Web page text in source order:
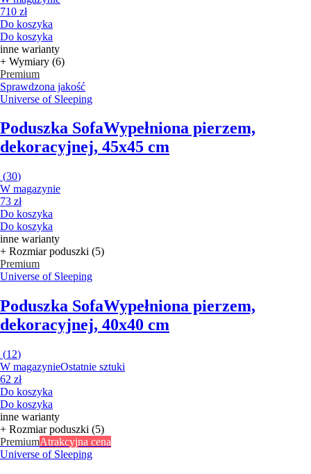
710 zł
Do koszyka
Do koszyka
inne warianty
+ Wymiary (6)
Premium
Sprawdzona jakość
Universe of Sleeping
Poduszka SofaWypełniona pierzem,
dekoracyjnej, 45x45 cm
(30)
W magazynie
73 zł
Do koszyka
Do koszyka
inne warianty
+ Rozmiar poduszki (5)
Premium
Universe of Sleeping
Poduszka SofaWypełniona pierzem,
dekoracyjnej, 40x40 cm
(12)
W magazynieOstatnie sztuki
62 zł
Do koszyka
Do koszyka
inne warianty
+ Rozmiar poduszki (5)
PremiumAtrakcyjna cena
Universe of Sleeping